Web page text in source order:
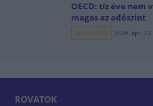
OECD: tíz éve nem
magas az adószint
ELEMZÉSEK 2026. ápr. 23.
ROVATOK